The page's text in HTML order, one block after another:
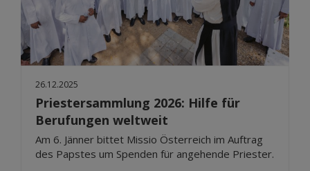
26.12.2025
Priestersammlung 2026: Hilfe für
Berufungen weltweit
Am 6. Jänner bittet Missio Österreich im Auftrag
des Papstes um Spenden für angehende Priester.